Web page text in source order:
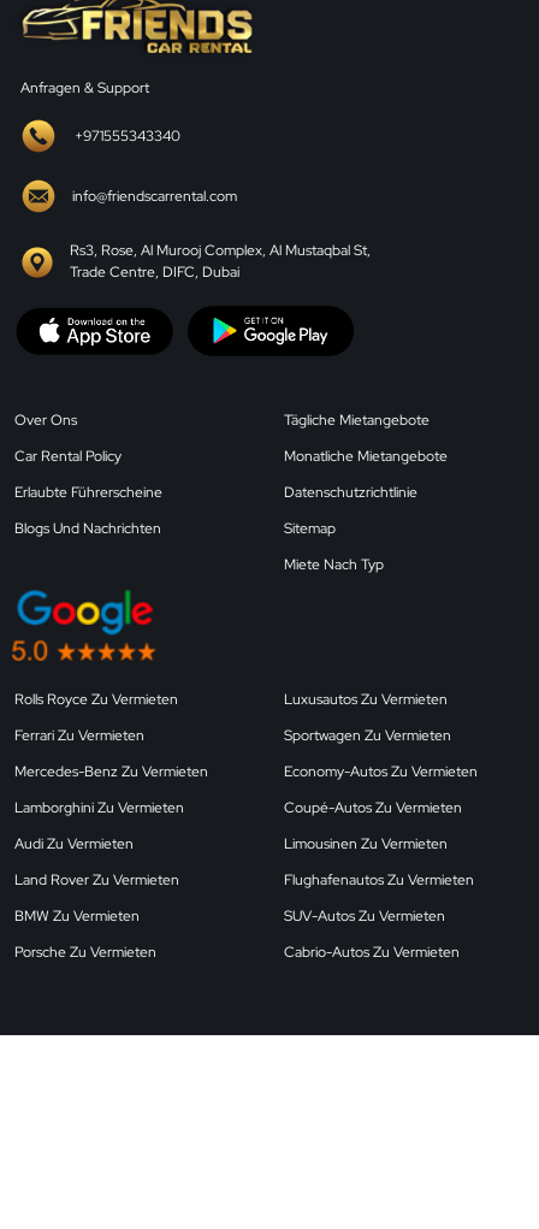
Anfragen & Support
+971555343340
info@friendscarrental.com
Rs3, Rose, Al Murooj Complex, Al Mustaqbal St,
Trade Centre, DIFC, Dubai
Over Ons
Car Rental Policy
Erlaubte Führerscheine
Blogs Und Nachrichten
Tägliche Mietangebote
Monatliche Mietangebote
Datenschutzrichtlinie
Sitemap
Miete Nach Typ
Rolls Royce Zu Vermieten
Ferrari Zu Vermieten
Mercedes-Benz Zu Vermieten
Lamborghini Zu Vermieten
Audi Zu Vermieten
Land Rover Zu Vermieten
BMW Zu Vermieten
Porsche Zu Vermieten
Luxusautos Zu Vermieten
Sportwagen Zu Vermieten
Economy-Autos Zu Vermieten
Coupé-Autos Zu Vermieten
Limousinen Zu Vermieten
Flughafenautos Zu Vermieten
SUV-Autos Zu Vermieten
Cabrio-Autos Zu Vermieten